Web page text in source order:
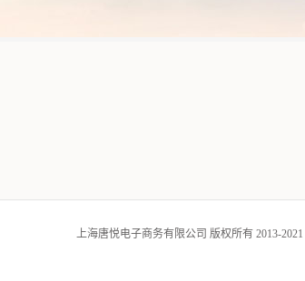
上海唐悦电子商务有限公司 版权所有 2013-2021